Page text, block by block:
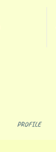
PROFILE